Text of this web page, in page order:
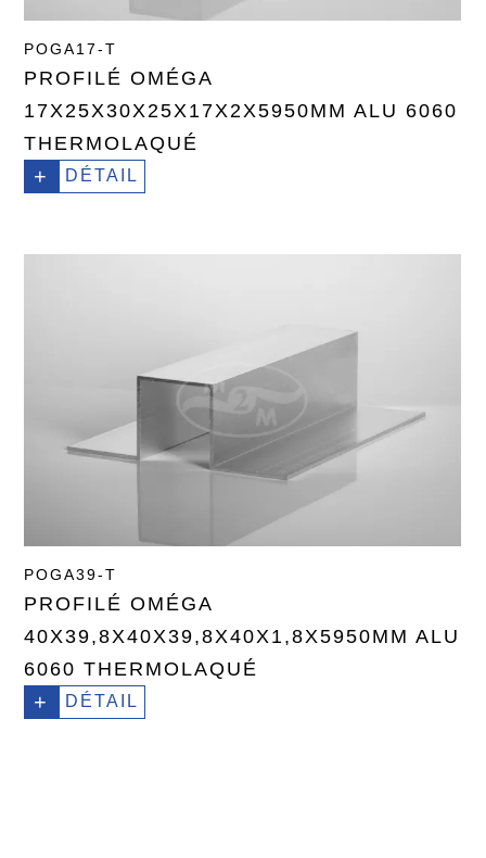
POGA17-T
PROFILÉ OMÉGA
17X25X30X25X17X2X5950MM ALU 6060
THERMOLAQUÉ
+ DÉTAIL
POGA39-T
PROFILÉ OMÉGA
40X39,8X40X39,8X40X1,8X5950MM ALU
6060 THERMOLAQUÉ
+ DÉTAIL